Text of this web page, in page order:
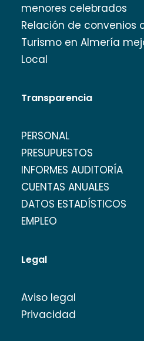
menores celebrados
Relación de convenios
Turismo en Almería
Local
Transparencia
PERSONAL
PRESUPUESTOS
INFORMES AUDITORÍA
CUENTAS ANUALES
DATOS ESTADÍSTICOS
EMPLEO
Legal
Aviso legal
Privacidad